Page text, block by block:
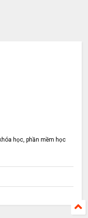
học, phần mềm học